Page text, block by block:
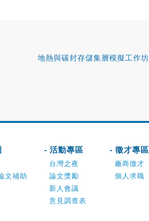
地熱與碳封存儲集層模擬工作坊
文補助
- 活動專區
台灣之夜
論文獎勵
新人會議
意見調查表
- 徵才專區
廠商徵才
個人求職